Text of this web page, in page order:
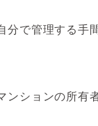
分で管理する手
ンションの所有